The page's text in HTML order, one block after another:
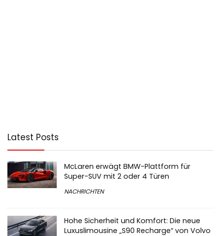
Latest Posts
McLaren erwägt BMW-Plattform für
Super-SUV mit 2 oder 4 Türen
NACHRICHTEN
Hohe Sicherheit und Komfort: Die neue
Luxuslimousine „S90 Recharge“ von Volvo